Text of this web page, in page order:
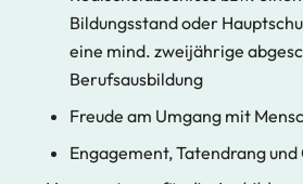
Bildungsstand oder
eine mind. zweijährige
Berufsausbildung
Freude am Umgang mit
Engagement, Tatendrang